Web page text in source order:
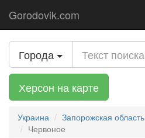
Gorodovik.com
Города
Херсон на карте
Украина Запорожская область
Червоное